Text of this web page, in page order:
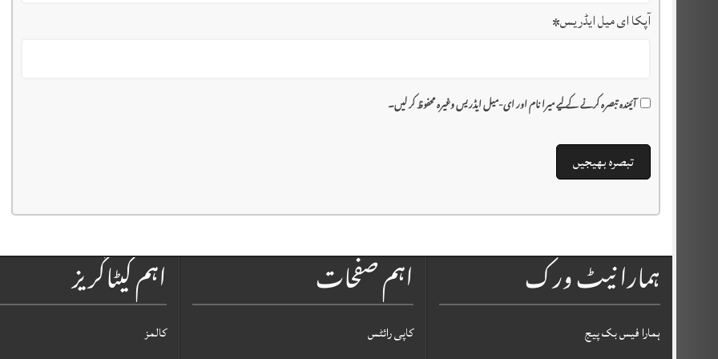
آپکا ای میل ایڈریس*
آئیندہ تبصرہ کرنے کے لیے میرا نام اور ای-میل ایڈریس وغیرہ محفوظ کر لیں۔
اہم کیٹاگریز
کالمز
اہم صفحات
کاپی رائٹس
ہمارا نیٹ ورک
ہمارا فیس بک پیج